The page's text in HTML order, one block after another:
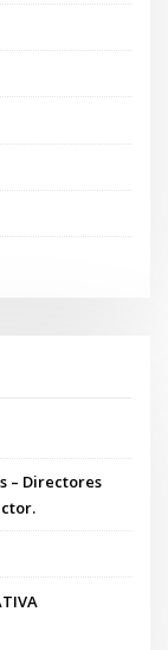
– Directores